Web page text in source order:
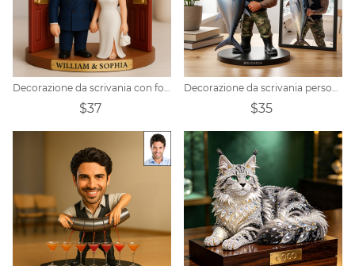
Decorazione da scrivania con foto di coppia personalizzata
$37
Decorazione da scrivania personalizzata con foto di pesca in stile cartone animato.
$35